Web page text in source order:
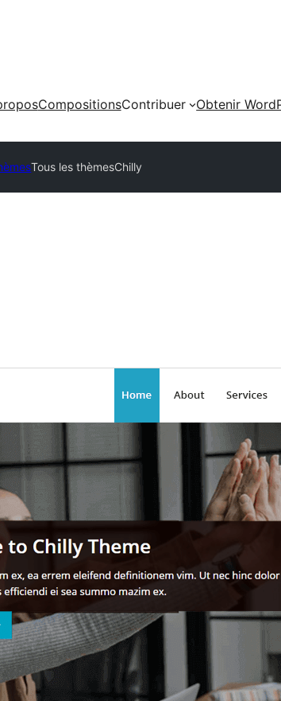
CompositionsContribuer
Obtenir
Tous les thèmesChilly